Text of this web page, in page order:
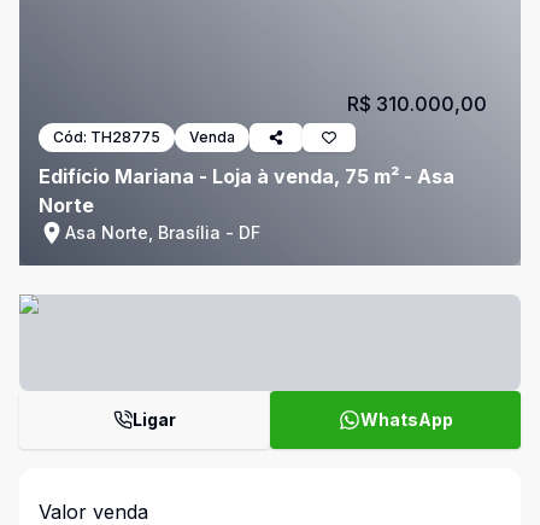
Cód: TH28775 Venda
Edifício Mariana - Loja à venda, 75 m² - Asa
Norte
Asa Norte, Brasília - DF
R$ 310.000,00
Ligar WhatsApp
Valor venda